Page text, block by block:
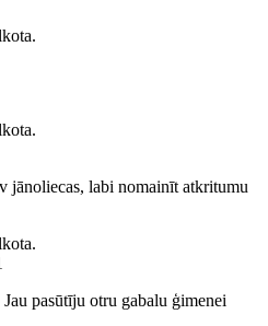
jānoliecas, labi nomainīt atkritumu
pasūtīju otru gabalu ģimenei